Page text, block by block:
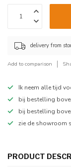
delivery from
Add to comparison
Ik neem alle tijd
bij bestelling
bij bestelling
zie de showroom
PRODUCT